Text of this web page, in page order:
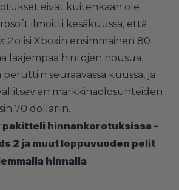
eivät kuitenkaan ole
ilmoitti kesäkuussa, että
2olisi Xboxin ensimmäinen 80
laajempaa hintojen nousua.
seuraavassa kuussa, ja
markkinaolosuhteiden
70 dollariin.
pakitteli hinnankorotuksissa –
2 ja muut loppuvuoden pelit
hinnalla